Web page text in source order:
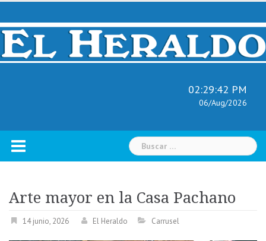
Skip
content
02:29:43 PM
06/Aug/2026
Buscar:
Arte mayor en la Casa Pachano
14 junio, 2026 El Heraldo Carrusel